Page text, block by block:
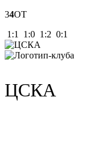
34ОТ
1:1 1:0 1:2 0:1
ЦСКА